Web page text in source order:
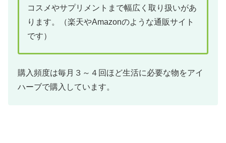
コスメやサプリメントまで幅広く取り扱いがあ
ります。（楽天やAmazonのような通販サイト
です）
購入頻度は毎月３～４回ほど生活に必要な物をアイ
ハーブで購入しています。